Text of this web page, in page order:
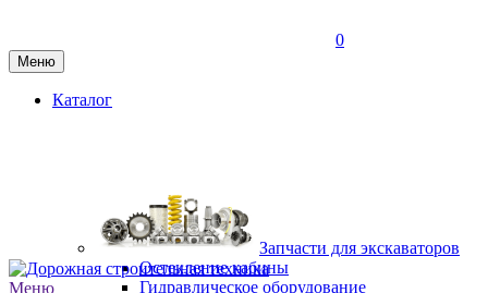
0
Меню
Каталог
Запчасти для экскаваторов
Остекление кабины
Гидравлическое оборудование
Меню